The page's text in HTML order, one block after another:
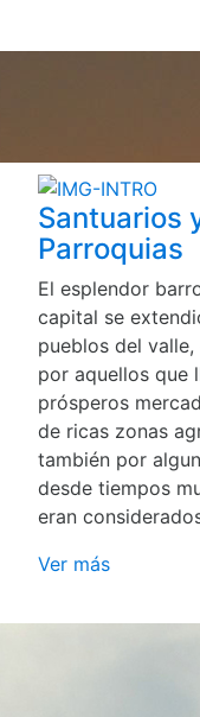
Santuarios
Parroquias
El esplendor
capital se
pueblos del
por aquellos que
prósperos
de ricas zonas
también por
desde tiempos
eran
Ver más